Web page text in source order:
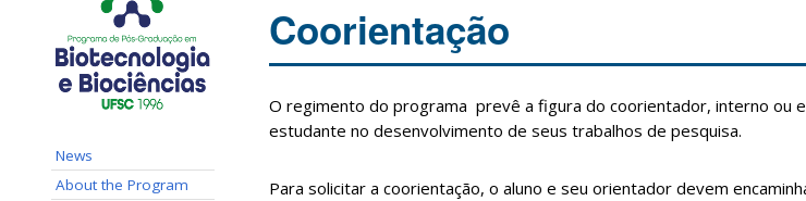
News
About the Program
Coorientação
O regimento do programa prevê a figura do coorientador, interno ou
estudante no desenvolvimento de seus trabalhos de pesquisa.
Para solicitar a coorientação, o aluno e seu orientador devem